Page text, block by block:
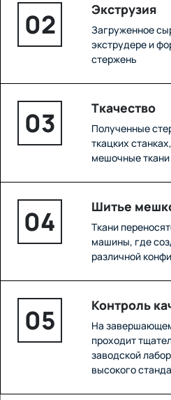
02 Экструзия
Загруженное
экструдере и
стержень
03 Ткачество
Полученные
ткацких
мешочные
04 Шитье
Ткани
машины, где
различной
05 Контроль
На
проходит
заводской
высокого